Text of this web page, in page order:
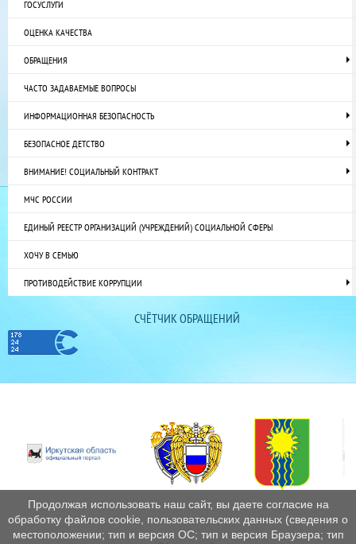
ГОСУСЛУГИ
ОЦЕНКА КАЧЕСТВА
ОБРАЩЕНИЯ
ЧАСТО ЗАДАВАЕМЫЕ ВОПРОСЫ
ИНФОРМАЦИОННАЯ БЕЗОПАСНОСТЬ
БЕЗОПАСНОЕ ДЕТСТВО
ВНИМАНИЕ! СОЦИАЛЬНЫЙ КОНТРАКТ
МЧС РОССИИ
ЕДИНЫЙ РЕЕСТР ОРГАНИЗАЦИЙ (УЧРЕЖДЕНИЙ) СОЦИАЛЬНОЙ СФЕРЫ
ХОЧУ В СЕМЬЮ
ПРОТИВОДЕЙСТВИЕ КОРРУПЦИИ
СЧЁТЧИК ОБРАЩЕНИЙ
Продолжая использовать наш сайт, вы даете согласие на
обработку файлов cookie, пользовательских данных (сведения о
местоположении; тип и версия ОС; тип и версия Браузера; тип